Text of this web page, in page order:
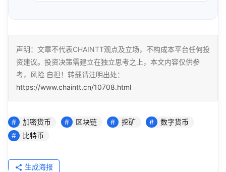
声明：文章不代表CHAINTT观点及立场，不构成本平台任何投
资建议。投资决策需建立在独立思考之上，本文内容仅供参
考，风险 自担！转载请注明出处：
https://www.chaintt.cn/10708.html
加密货币 区块链 挖矿
数字货币
比特币
生成海报